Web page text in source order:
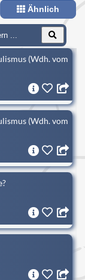
Ähnlich
(Wdh. vom
(Wdh. vom